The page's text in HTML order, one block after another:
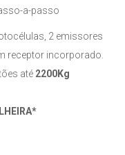
a-passo
2 emissores
receptor incorporado
até 2200Kg